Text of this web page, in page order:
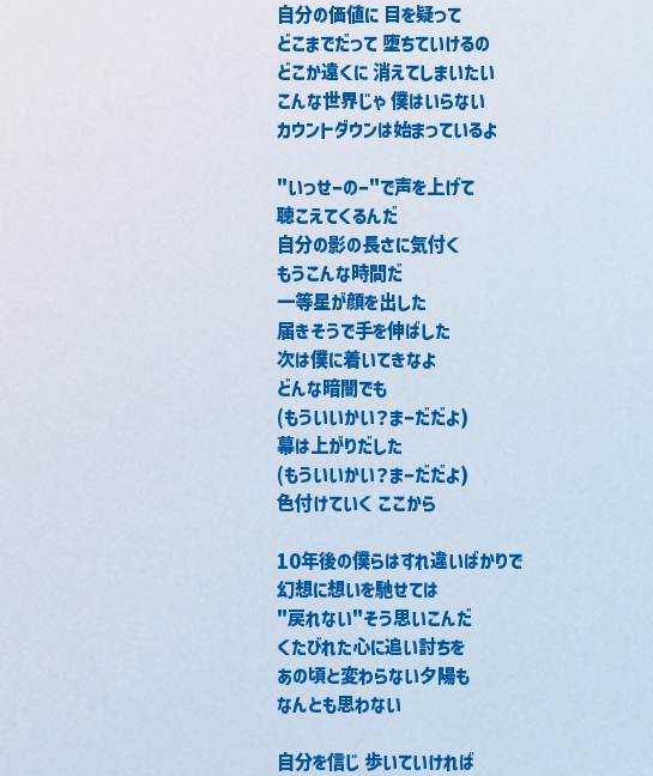
自分の価値に 目を疑って
どこまでだって 堕ちていけるの
どこか遠くに 消えてしまいたい
こんな世界じゃ 僕はいらない
カウントダウンは始まっているよ
"いっせーのー"で声を上げて
聴こえてくるんだ
自分の影の長さに気付く
もうこんな時間だ
一等星が顔を出した
届きそうで手を伸ばした
次は僕に着いてきなよ
どんな暗闇でも
(もういいかい？まーだだよ)
幕は上がりだした
(もういいかい？まーだだよ)
色付けていく ここから
10年後の僕らはすれ違いばかりで
幻想に想いを馳せては
"戻れない"そう思いこんだ
くたびれた心に追い討ちを
あの頃と変わらない夕陽も
なんとも思わない
自分を信じ 歩いていければ